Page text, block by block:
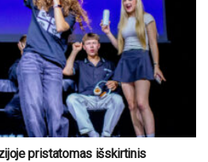
pristatomas išskirtinis